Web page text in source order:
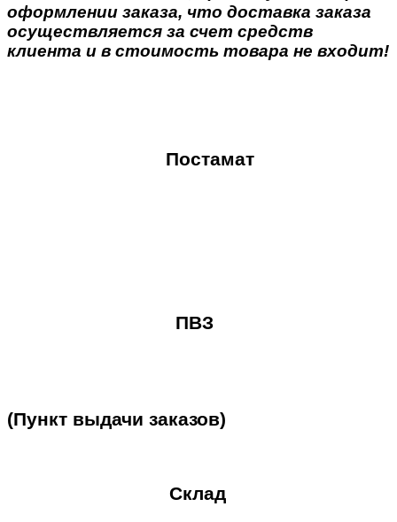
оформлении заказа, что доставка заказа
осуществляется за счет средств
клиента и в стоимость товара не входит!
Постамат
ПВЗ
(Пункт выдачи заказов)
Склад